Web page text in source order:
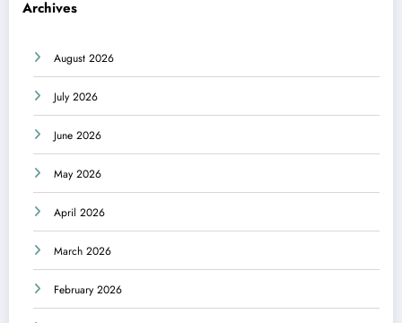
Archives
August 2026
July 2026
June 2026
May 2026
April 2026
March 2026
February 2026